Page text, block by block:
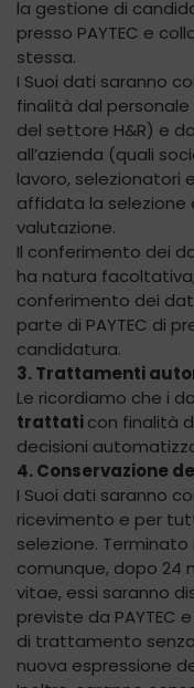
la gestione di
presso PAYTEC e
stessa.
I Suoi dati saranno
finalità dal personale
del settore H&R) e
all’azienda (quali
lavoro, selezionatori
affidata la selezione
valutazione.
Il conferimento dei
ha natura
conferimento dei
parte di PAYTEC di
candidatura.
3. Trattamenti
Le ricordiamo che i
trattaticon finalità
decisioni
4. Conservazione
I Suoi dati saranno
ricevimento e per
selezione.
comunque, dopo 24
vitae, essi saranno
previste da
di trattamento senza
nuova espressione